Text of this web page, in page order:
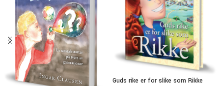
Guds rike er for slike som Rikke